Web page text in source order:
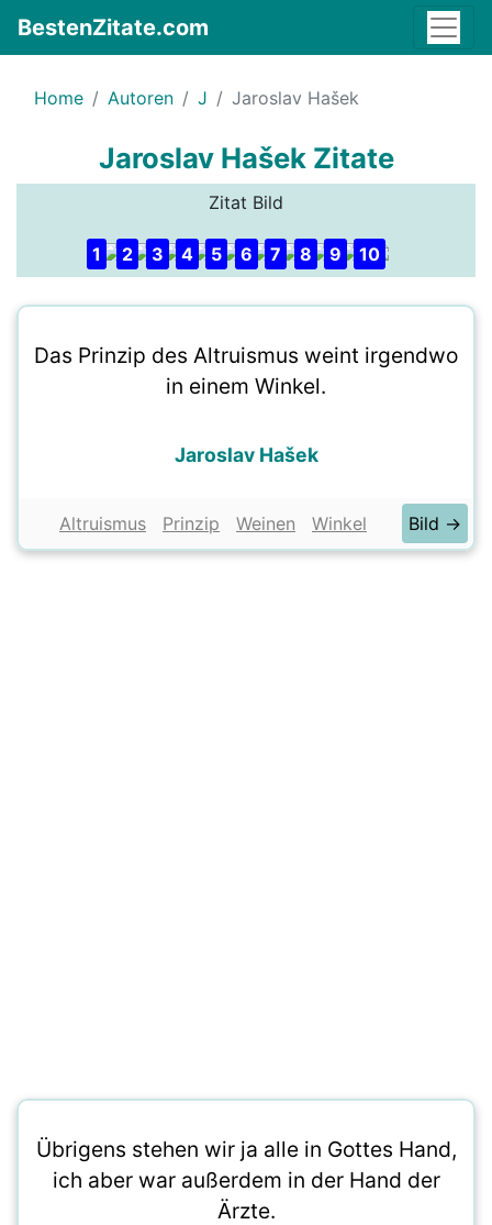
BestenZitate.com
Home Autoren J Jaroslav Hašek
Jaroslav Hašek Zitate
Zitat Bild
1 2 3 4 5 6 7 8 9 10
Das Prinzip des Altruismus weint irgendwo
in einem Winkel.
Jaroslav Hašek
Altruismus Prinzip Weinen Winkel Bild →
Übrigens stehen wir ja alle in Gottes Hand,
ich aber war außerdem in der Hand der
Ärzte.